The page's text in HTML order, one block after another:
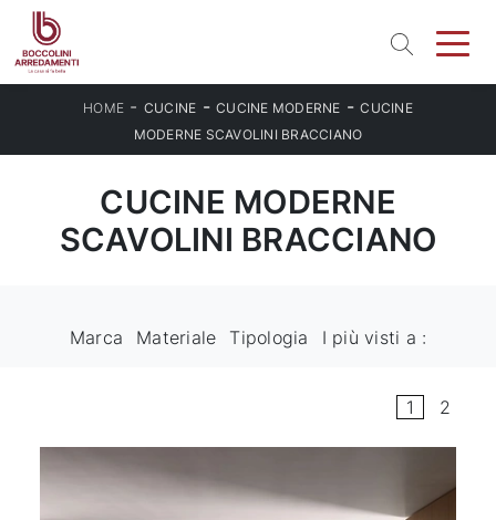
HOME - CUCINE -CUCINE MODERNE -CUCINE
MODERNE SCAVOLINI BRACCIANO
CUCINE MODERNE
SCAVOLINI BRACCIANO
Marca Materiale Tipologia I più visti a :
1 2